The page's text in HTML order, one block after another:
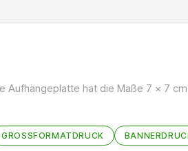
Aufhängeplatte hat die Maße 7 x 7
GROSSFORMATDRUCK